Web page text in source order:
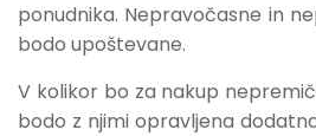
ponudnika. Nepravočasne in
bodo upoštevane.
V kolikor bo za nakup
bodo z njimi opravljena